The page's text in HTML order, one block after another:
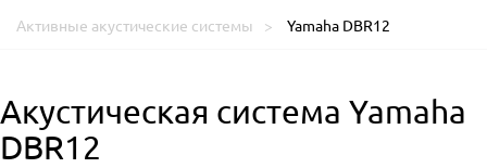
Активные акустические системы
Yamaha DBR12
Акустическая система Yamaha
DBR12